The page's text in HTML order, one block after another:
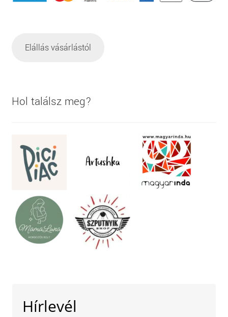
Elállás vásárlástól
Hol találsz meg?
Hírlevél